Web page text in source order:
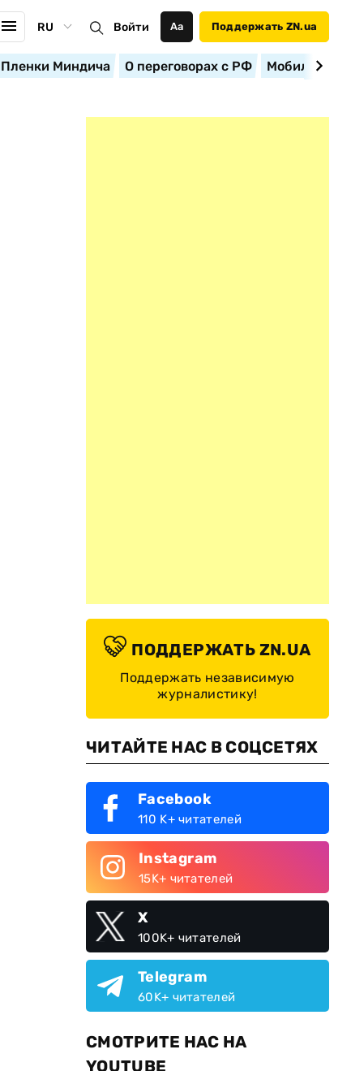
RU Войти Аа Поддержать ZN.ua
Пленки Миндича О переговорах с РФ
ПОДДЕРЖАТЬ ZN.UA
Поддержать независимую
журналистику!
ЧИТАЙТЕ НАС В СОЦСЕТЯХ
Facebook
110 K+ читателей
Instagram
15K+ читателей
X
100K+ читателей
Telegram
60K+ читателей
СМОТРИТЕ НАС НА
YOUTUBE